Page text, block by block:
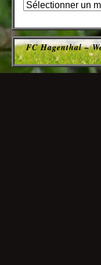
FC Hagenthal –